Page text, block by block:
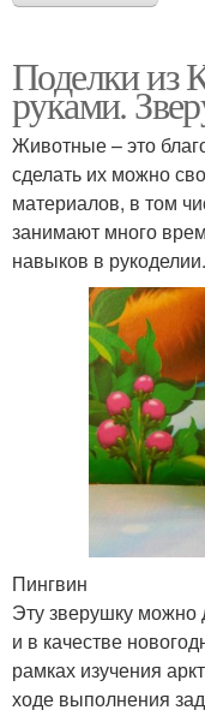
Поделки из
руками.
Животные – это
сделать их можно
материалов, в том
занимают много
навыков в рукоделии.
Пингвин
Эту зверушку можно
и в качестве
рамках изучения
ходе выполнения